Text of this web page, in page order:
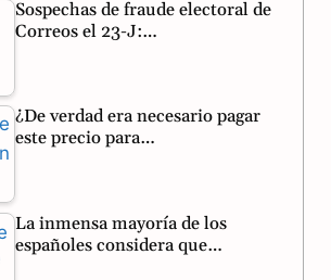
e
a
t
p
Sospechas de fraude electoral de
Correos el 23-J:…
¿De verdad era necesario pagar
este precio para…
La inmensa mayoría de los
españoles considera que…